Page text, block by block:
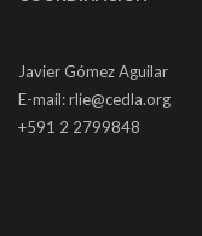
Javier Gómez Aguilar
E-mail: rlie@cedla.org
+591 2 2799848